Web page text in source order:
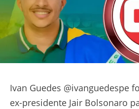
Ivan Guedes @ivanguedespe
ex-presidente Jair Bolsonaro